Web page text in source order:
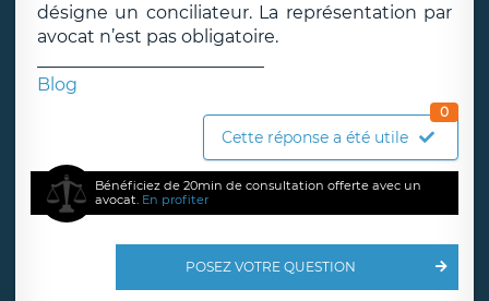
désigne un conciliateur. La représentation par
avocat n’est pas obligatoire.
Blog
Cette réponse a été utile
0
Bénéficiez de 20min de consultation offerte avec un
avocat. En profiter
POSEZ VOTRE QUESTION